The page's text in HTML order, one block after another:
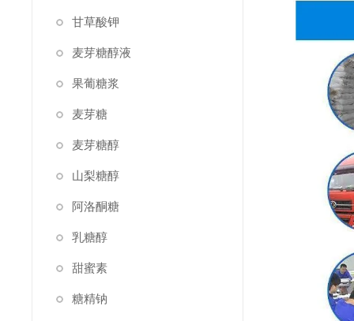
甘草酸钾
麦芽糖醇液
果葡糖浆
麦芽糖
麦芽糖醇
山梨糖醇
阿洛酮糖
乳糖醇
甜蜜素
糖精钠